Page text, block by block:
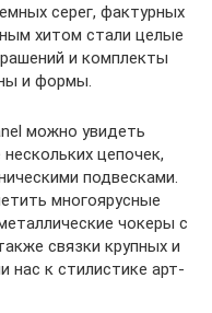
серег, фактурных
хитом стали целые
и комплекты
и формы.
можно увидеть
цепочек,
подвесками.
многоярусные
чокеры с
связки крупных и
нас к стилистике арт-